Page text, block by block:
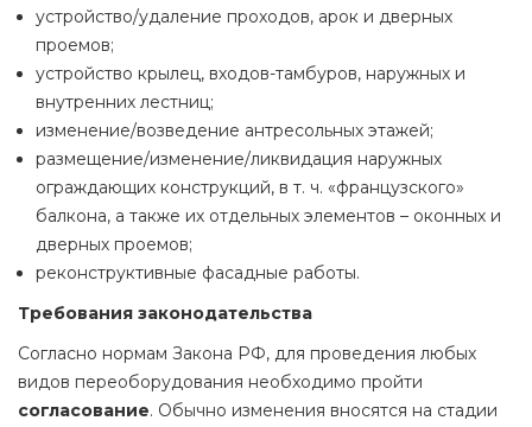
устройство/удаление проходов, арок и дверных
проемов;
устройство крылец, входов-тамбуров, наружных и
внутренних лестниц;
изменение/возведение антресольных этажей;
размещение/изменение/ликвидация наружных
ограждающих конструкций, в т. ч. «французского»
балкона, а также их отдельных элементов – оконных и
дверных проемов;
реконструктивные фасадные работы.
Требования законодательства
Согласно нормам Закона РФ, для проведения любых
видов переоборудования необходимо пройти
согласование. Обычно изменения вносятся на стадии